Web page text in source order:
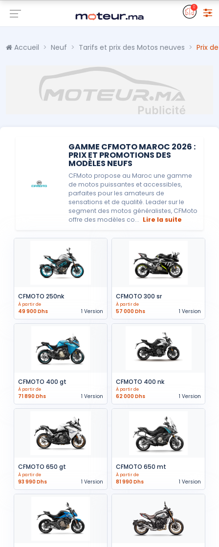
0
Accueil Neuf Tarifs et prix des Motos neuves Prix
GAMME CFMOTO MAROC 2026 :
PRIX ET PROMOTIONS DES
MODÈLES NEUFS
CFMoto propose au Maroc une gamme
de motos puissantes et accessibles,
parfaites pour les amateurs de
sensations et de qualité. Leader sur le
segment des motos généralistes, CFMoto
offre des modèles co... Lire la suite
CFMOTO 250nk
À partir de
49 900 Dhs 1 Version
CFMOTO 300 sr
À partir de
57 000 Dhs 1 Version
CFMOTO 400 gt
À partir de
71 890 Dhs 1 Version
CFMOTO 400 nk
À partir de
62 000 Dhs 1 Version
CFMOTO 650 gt
À partir de
93 990 Dhs 1 Version
CFMOTO 650 mt
À partir de
81 990 Dhs 1 Version